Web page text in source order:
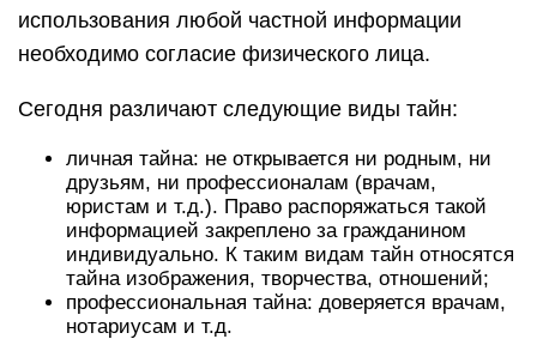
использования любой частной информации
необходимо согласие физического лица.
Сегодня различают следующие виды тайн:
личная тайна: не открывается ни родным, ни
друзьям, ни профессионалам (врачам,
юристам и т.д.). Право распоряжаться такой
информацией закреплено за гражданином
индивидуально. К таким видам тайн относятся
тайна изображения, творчества, отношений;
профессиональная тайна: доверяется врачам,
нотариусам и т.д.